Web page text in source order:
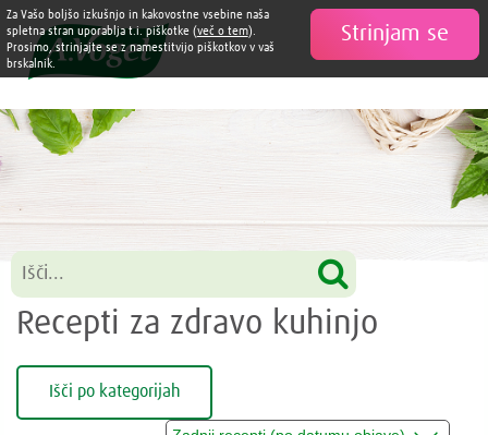

Recepti za zdravo kuhinjo
Išči po kategorijah
Strinjam se
Za Vašo boljšo izkušnjo in kakovostne vsebine naša
spletna stran uporablja t.i. piškotke (več o tem).
Prosimo, strinjajte se z namestitvijo piškotkov v vaš
brskalnik.